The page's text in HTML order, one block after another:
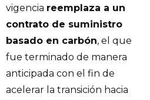
vigencia reemplaza a un
contrato de suministro
basado en carbón, el que
fue terminado de manera
anticipada con el fin de
acelerar la transición hacia